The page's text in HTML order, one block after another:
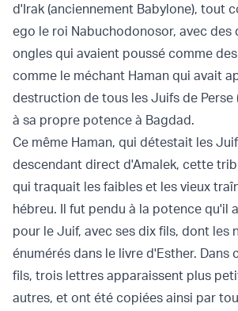
d'Irak (anciennement Babylone), tout
ego le roi Nabuchodonosor, avec des
ongles qui avaient poussé comme
comme le méchant Haman qui avait
destruction de tous les Juifs de Perse
à sa propre potence à Bagdad.
Ce même Haman, qui détestait les
descendant direct d'Amalek, cette
qui traquait les faibles et les vieux
hébreu. Il fut pendu à la potence qu'il
pour le Juif, avec ses dix fils, dont les
énumérés dans le livre d'Esther. Dans
fils, trois lettres apparaissent plus
autres, et ont été copiées ainsi par